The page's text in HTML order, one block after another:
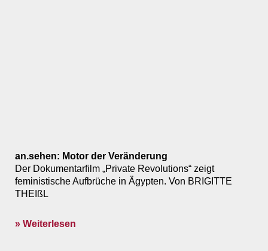
an.sehen: Motor der Veränderung
Der Dokumentarfilm „Private Revolutions“ zeigt
feministische Aufbrüche in Ägypten. Von BRIGITTE
THEIßL
» Weiterlesen